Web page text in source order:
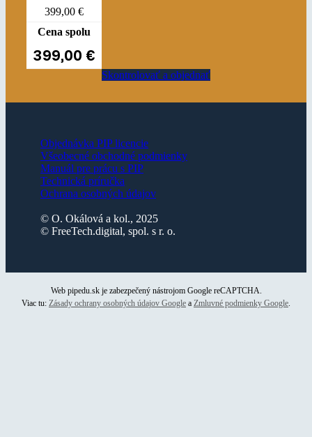
399,00 €
Cena spolu
399,00 €
Skontrolovať a objednať
Objednávka PIP licencie
Všeobecné obchodné podmienky
Manuál pre prácu s PIP
Technická príručka
Ochrana osobných údajov
© O. Okálová a kol., 2025
© FreeTech.digital, spol. s r. o.
Web pipedu.sk je zabezpečený nástrojom Google reCAPTCHA.
Viac tu: Zásady ochrany osobných údajov Google a Zmluvné podmienky Google